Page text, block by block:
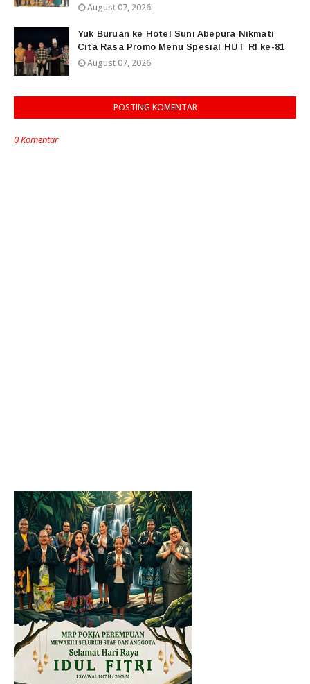
August 07, 2026
Yuk Buruan ke Hotel Suni Abepura Nikmati
Cita Rasa Promo Menu Spesial HUT RI ke-81
August 07, 2026
POSTING KOMENTAR
0 Komentar